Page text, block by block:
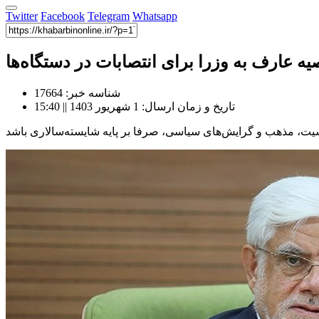
Twitter Facebook Telegram Whatsapp
عارف به وزرا برای انتصابات در دستگاه‌ها
شناسه خبر: 17664
تاریخ و زمان ارسال: 1 شهریور 1403 || 15:40